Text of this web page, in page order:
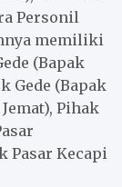
Personil
memiliki
(Bapak
Gede (Bapak
Pihak
Pasar Kecapi